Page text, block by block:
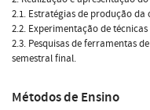
2.1. Estratégias de produção
2.2. Experimentação de
2.3. Pesquisas de ferramentas
semestral final.
Métodos de Ensino